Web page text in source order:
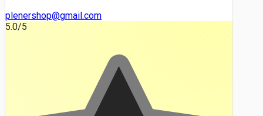
plenershop@gmail.com
5.0/5